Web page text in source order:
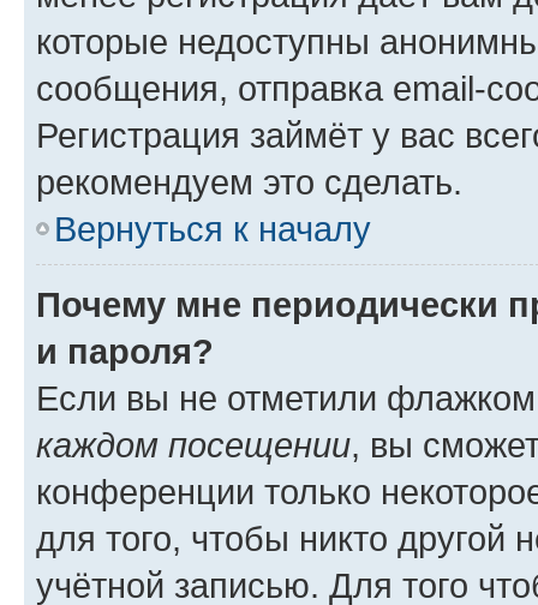
которые недоступны
сообщения, отправка email-
Регистрация займёт у вас
рекомендуем это сделать.
Вернуться к началу
Почему мне периодически
и пароля?
Если вы не отметили
каждом посещении, вы
конференции только
для того, чтобы никто другой
учётной записью. Для того